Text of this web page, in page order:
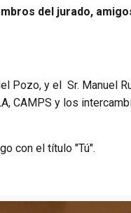
del jurado,
Pozo, y el Sr. Manuel
CAMPS y los
con el título "Tú".